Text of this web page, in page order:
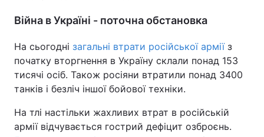
Війна в Україні - поточна обстановка
На сьогодні загальні втрати російської арміїз
початку вторгнення в Україну склали понад 153
тисячі осіб. Також росіяни втратили понад 3400
танків і безліч іншої бойової техніки.
На тлі настільки жахливих втрат в російській
армії відчувається гострий дефіцит озброєнь.